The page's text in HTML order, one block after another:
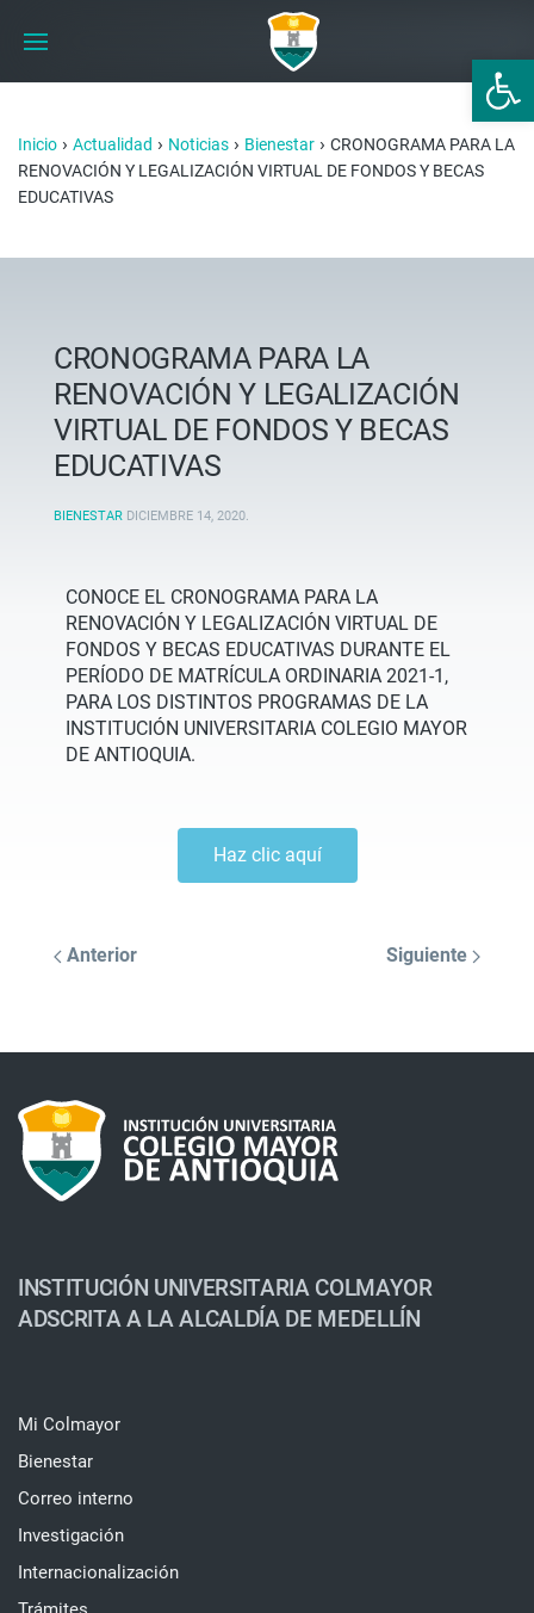
Abrir
Inicio › Actualidad › Noticias › Bienestar › CRONOGRAMA PARA LA
RENOVACIÓN Y LEGALIZACIÓN VIRTUAL DE FONDOS Y BECAS
EDUCATIVAS
CRONOGRAMA PARA LA
RENOVACIÓN Y LEGALIZACIÓN
VIRTUAL DE FONDOS Y BECAS
EDUCATIVAS
BIENESTAR DICIEMBRE 14, 2020.
CONOCE EL CRONOGRAMA PARA LA
RENOVACIÓN Y LEGALIZACIÓN VIRTUAL DE
FONDOS Y BECAS EDUCATIVAS DURANTE EL
PERÍODO DE MATRÍCULA ORDINARIA 2021-1,
PARA LOS DISTINTOS PROGRAMAS DE LA
INSTITUCIÓN UNIVERSITARIA COLEGIO MAYOR
DE ANTIOQUIA.
Haz clic aquí
Anterior Siguiente
INSTITUCIÓN UNIVERSITARIA COLMAYOR
ADSCRITA A LA ALCALDÍA DE MEDELLÍN
Mi Colmayor
Bienestar
Correo interno
Investigación
Internacionalización